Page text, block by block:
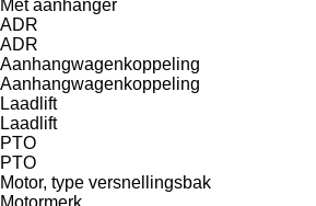
Met aanhanger
ADR
ADR
Aanhangwagenkoppeling
Aanhangwagenkoppeling
Laadlift
Laadlift
PTO
PTO
Motor, type versnellingsbak
Motormerk